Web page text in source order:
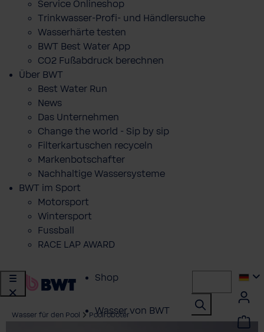
Service Onlineshop
Trinkwasser-Profi- und Händlersuche
Wasserhärte testen
BWT Best Water App
CO2 Fußabdruck berechnen
Über BWT
Best Water Run
News
Das Unternehmen
Change the world - Sip by sip
Filterkartuschen recyceln
Markenbotschafter
Nachhaltige Wassersysteme
BWT im Sport
Motorsport
Wintersport
Fussball
RACE LAP AWARD
Shop
Wasser von BWT
Wasser für den Pool Poolroboter